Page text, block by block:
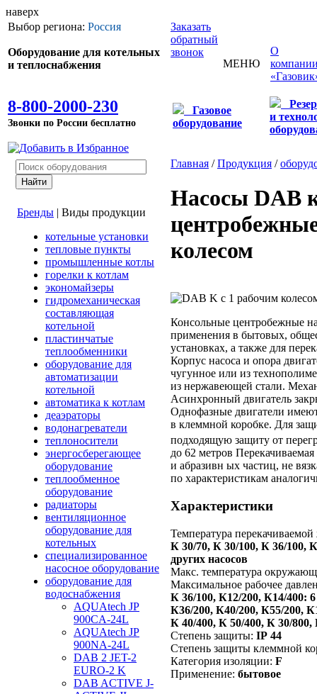
наверх
Выбор региона: Россия
Оборудование для котельных
и теплоснабжения
8-800-2000-230
Звонки по России бесплатно
Заказать
обратный
звонок
МЕНЮ
О
Газовое
оборудование
и
Бренды | Виды продукции
котельные установки
тепловые пункты
промышленные котлы
горелки к котлам
экономайзеры
гидромеханическая
составляющая
котельной
пластинчатые
теплообменники
оборудование для
автоматизации
котельной
автоматика к котлам
деаэраторы
водонагреватели
теплоносители
энергосберегающее
оборудование
теплообменное
оборудование
радиаторы
вентиляционное
оборудование для
котельных
специализированное
насосное оборудование
оборудование для
водоснабжения
AQUAtech JP
900CA-24L
AQUAtech JP
900NA-24L
DAB 2 JET-2
EURO-2 K
DAB ACTIVE J-
Главная /Продукция /
Насосы DAB
колесом
Консольные центробежные
применения в бытовых,
установках, а также для
Корпус насоса и опора
чугунное или из
из нержавеющей стали.
Асинхронный двигатель
Однофазные двигатели
в клеммной коробке. Для
подходящую защиту от
до 62 метров
и абразивн ых частиц, не
по характеристикам
Характеристики
Температура
К 30/70, К 30/100, К 36/100,
других насосов
Макс. температура
Максимальное рабочее
К 36/100, К12/200, К14/400:
К36/200, К40/200, К55/200,
К 40/400, К 50/400, К 30/800,
Степень защиты: IP 44
Степень защиты клеммной
Категория изоляции: F
Применение: бытовое